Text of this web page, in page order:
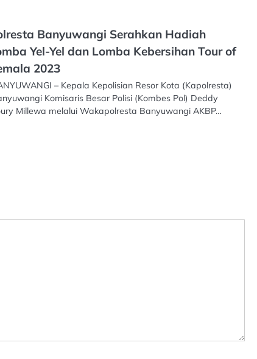
Banyuwangi Serahkan Hadiah
Yel-Yel dan Lomba Kebersihan Tour of
2023
– Kepala Kepolisian Resor Kota (Kapolresta)
Komisaris Besar Polisi (Kombes Pol) Deddy
Millewa melalui Wakapolresta Banyuwangi AKBP…